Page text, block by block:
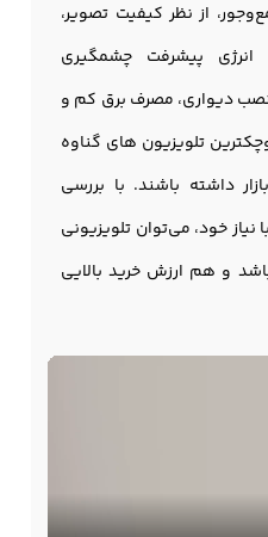
از نظر کیفیت تصویر،
انرژی پیشرفت چشمگیری
نصب دیواری، مصرف برق کم و
تلویزیون های گناوه
داشته باشند. با بررسی
خود، می‌توان تلویزیونی
و هم ارزش خرید بالایی